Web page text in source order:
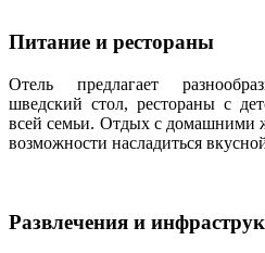
Питание и рестораны
Отель предлагает
шведский стол, рестораны с
всей семьи. Отдых с домашними
возможности насладиться
Развлечения и